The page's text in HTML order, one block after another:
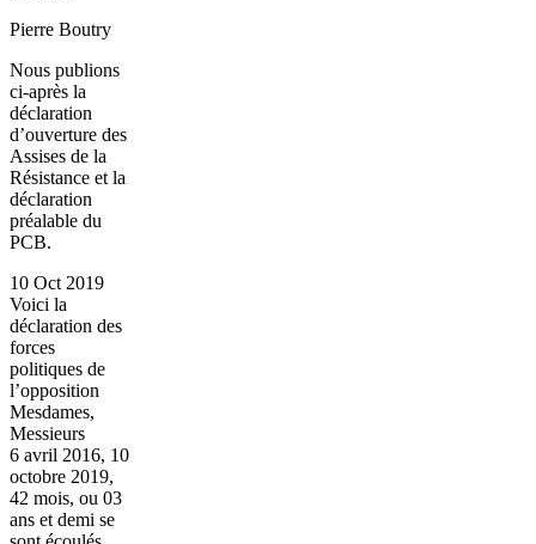
Pierre Boutry
Nous publions
ci-après la
déclaration
d’ouverture des
Assises de la
Résistance et la
déclaration
préalable du
PCB.
10 Oct 2019
Voici la
déclaration des
forces
politiques de
l’opposition
Mesdames,
Messieurs
6 avril 2016, 10
octobre 2019,
42 mois, ou 03
ans et demi se